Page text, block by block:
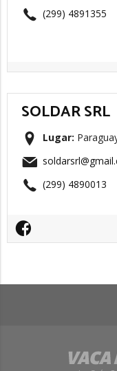
(299) 4891355
SOLDAR SRL
Lugar:
(299) 4890013